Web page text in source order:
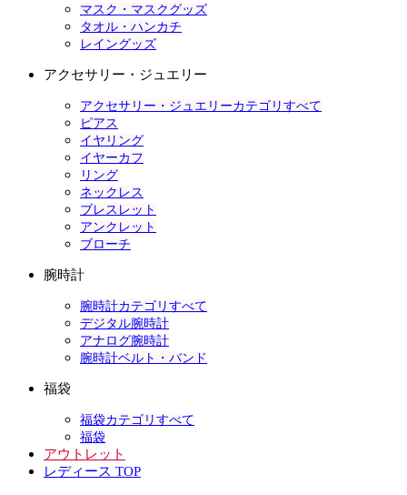
マスク・マスクグッズ
タオル・ハンカチ
レイングッズ
アクセサリー・ジュエリー
アクセサリー・ジュエリーカテゴリすべて
ピアス
イヤリング
イヤーカフ
リング
ネックレス
ブレスレット
アンクレット
ブローチ
腕時計
腕時計カテゴリすべて
デジタル腕時計
アナログ腕時計
腕時計ベルト・バンド
福袋
福袋カテゴリすべて
福袋
アウトレット
レディース TOP